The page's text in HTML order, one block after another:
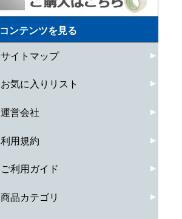
コンテンツを見る
サイトマップ
お気に入りリスト
運営会社
利用規約
ご利用ガイド
商品カテゴリ